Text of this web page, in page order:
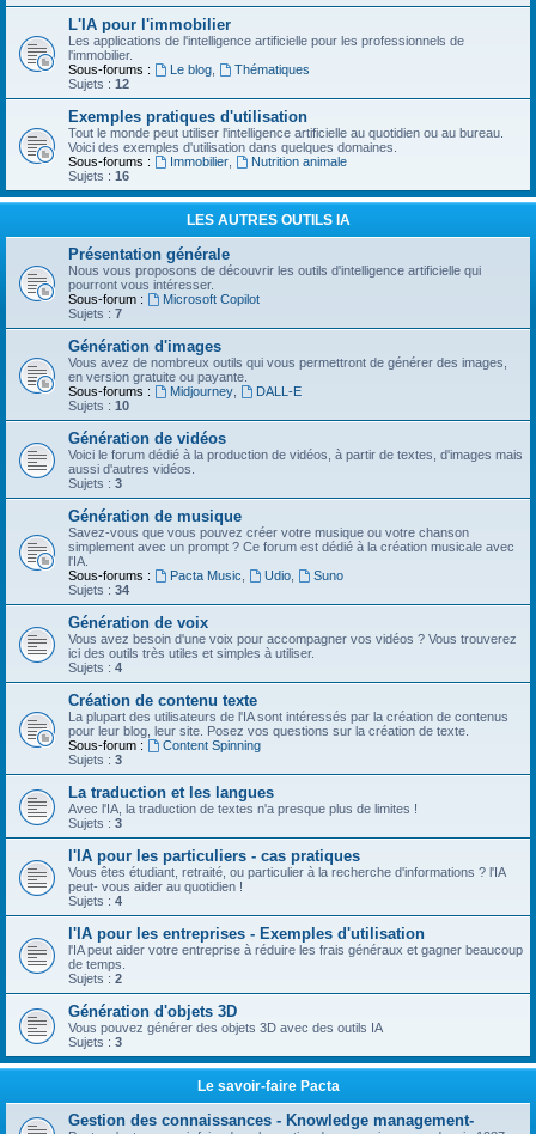
L'IA pour l'immobilier
Les applications de l'intelligence artificielle pour les professionnels de
l'immobilier.
Sous-forums :
Le blog,
Thématiques
Sujets : 12
Exemples pratiques d'utilisation
Tout le monde peut utiliser l'intelligence artificielle au quotidien ou au bureau.
Voici des exemples d'utilisation dans quelques domaines.
Sous-forums :
Immobilier,
Nutrition animale
Sujets : 16
LES AUTRES OUTILS IA
Présentation générale
Nous vous proposons de découvrir les outils d'intelligence artificielle qui
pourront vous intéresser.
Sous-forum :
Microsoft Copilot
Sujets : 7
Génération d'images
Vous avez de nombreux outils qui vous permettront de générer des images,
en version gratuite ou payante.
Sous-forums :
Midjourney,
DALL-E
Sujets : 10
Génération de vidéos
Voici le forum dédié à la production de vidéos, à partir de textes, d'images mais
aussi d'autres vidéos.
Sujets : 3
Génération de musique
Savez-vous que vous pouvez créer votre musique ou votre chanson
simplement avec un prompt ? Ce forum est dédié à la création musicale avec
l'IA.
Sous-forums :
Pacta Music Udio,
Suno
Sujets : 34
Génération de voix
Vous avez besoin d'une voix pour accompagner vos vidéos ? Vous trouverez
ici des outils très utiles et simples à utiliser.
Sujets : 4
Création de contenu texte
La plupart des utilisateurs de l'IA sont intéressés par la création de contenus
pour leur blog, leur site. Posez vos questions sur la création de texte.
Sous-forum :
Content Spinning
Sujets : 3
La traduction et les langues
Avec l'IA, la traduction de textes n'a presque plus de limites !
Sujets : 3
l'IA pour les particuliers - cas pratiques
Vous êtes étudiant, retraité, ou particulier à la recherche d'informations ? l'IA
peut- vous aider au quotidien !
Sujets : 4
l'IA pour les entreprises - Exemples d'utilisation
l'IA peut aider votre entreprise à réduire les frais généraux et gagner beaucoup
de temps.
Sujets : 2
Génération d'objets 3D
Vous pouvez générer des objets 3D avec des outils IA
Sujets : 3
Le savoir-faire Pacta
Gestion des connaissances - Knowledge management-